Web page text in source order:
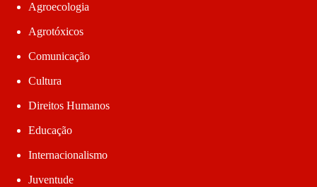
Agroecologia
Agrotóxicos
Comunicação
Cultura
Direitos Humanos
Educação
Internacionalismo
Juventude